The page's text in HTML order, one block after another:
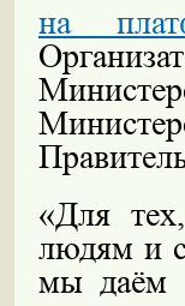
на
«Для
людям и
мы даём